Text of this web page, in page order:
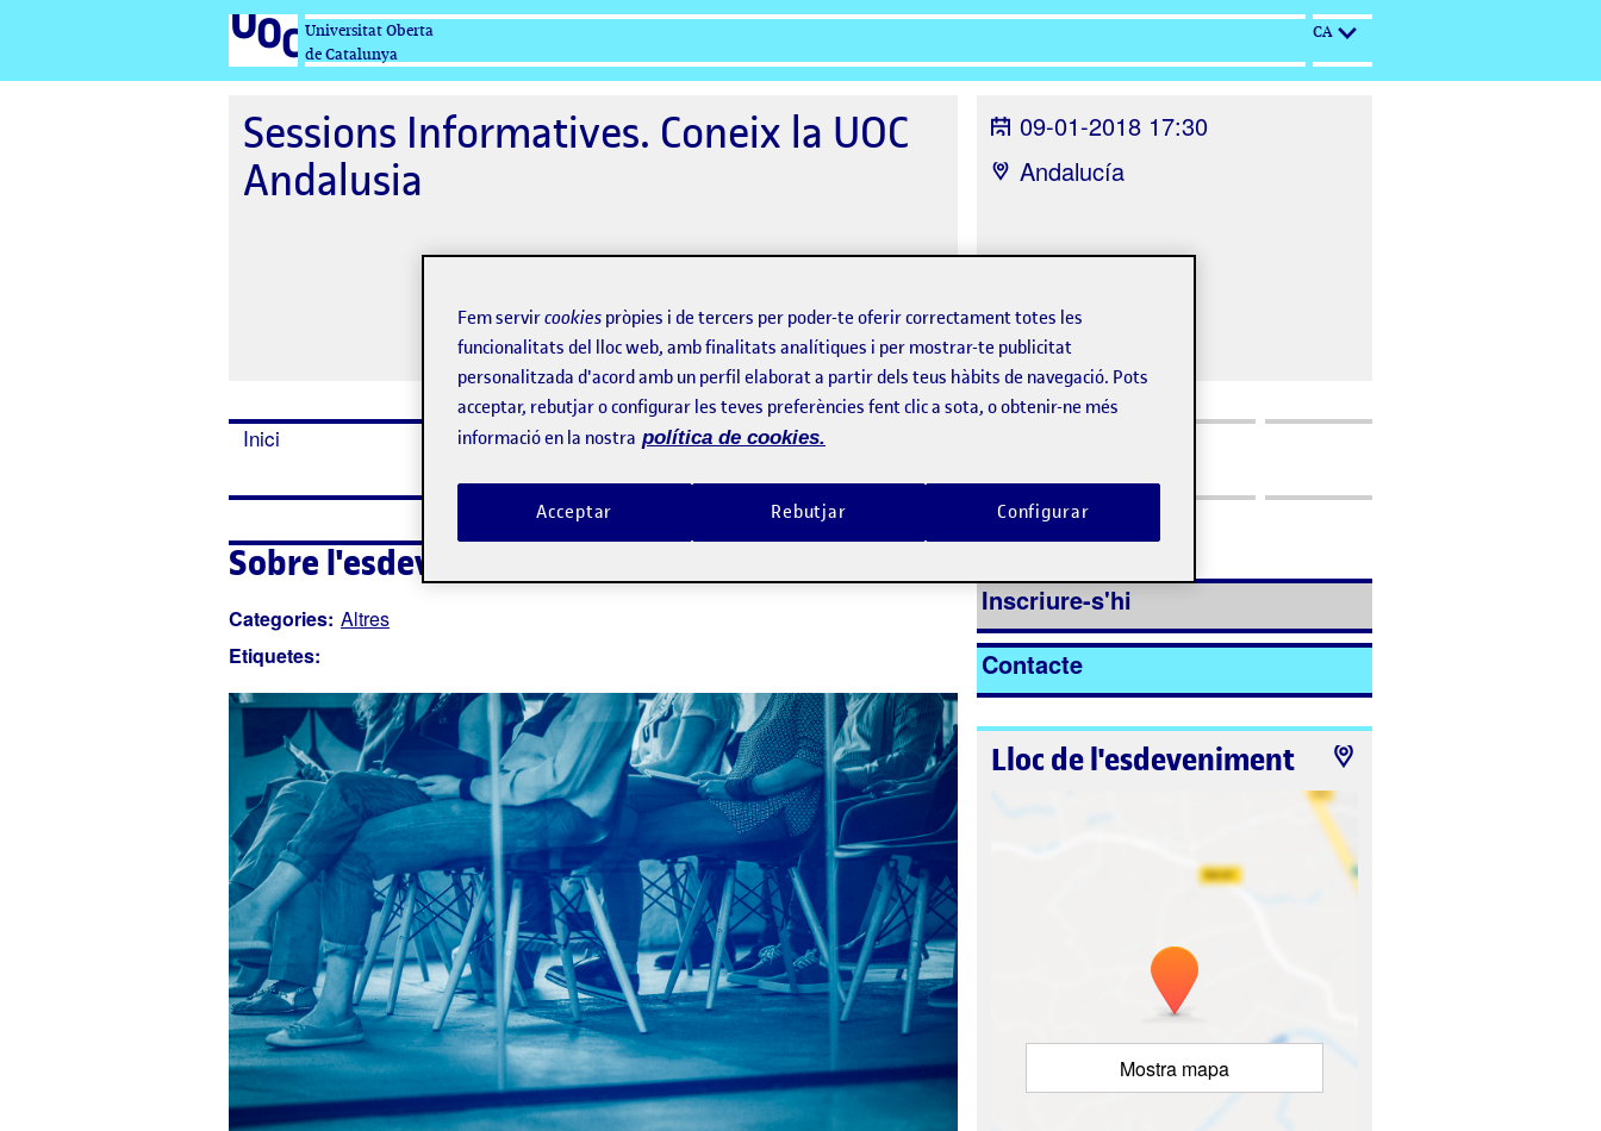
Universitat Oberta
de Catalunya
CA
Sessions Informatives. Coneix la UOC
Andalusia
09-01-2018 17:30
Andalucía
Inici
Sobre l'esdeveniment
Categories: Altres
Etiquetes:
Inscriure-s'hi
Contacte
Lloc de l'esdeveniment
Mostra mapa
Fem servircookies pròpies i de tercers per poder-te oferir correctament totes les
funcionalitats del lloc web, amb finalitats analítiques i per mostrar-te publicitat
personalitzada d'acord amb un perfil elaborat a partir dels teus hàbits de navegació. Pots
acceptar, rebutjar o configurar les teves preferències fent clic a sota, o obtenir-ne més
informació en la nostra política de cookies.
Rebutjar
Acceptar Configurar